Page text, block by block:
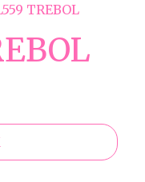
TREBOL